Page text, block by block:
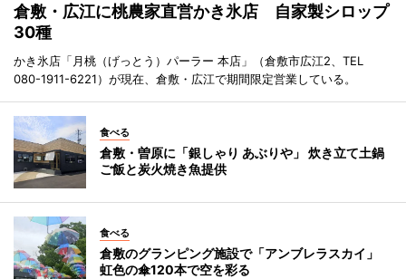
倉敷・広江に桃農家直営かき氷店 自家製シロップ
30種
かき氷店「月桃（げっとう）パーラー 本店」（倉敷市広江2、TEL
080-1911-6221）が現在、倉敷・広江で期間限定営業している。
食べる
倉敷・曽原に「銀しゃり あぶりや」 炊き立て土鍋
ご飯と炭火焼き魚提供
食べる
倉敷のグランピング施設で「アンブレラスカイ」
虹色の傘120本で空を彩る